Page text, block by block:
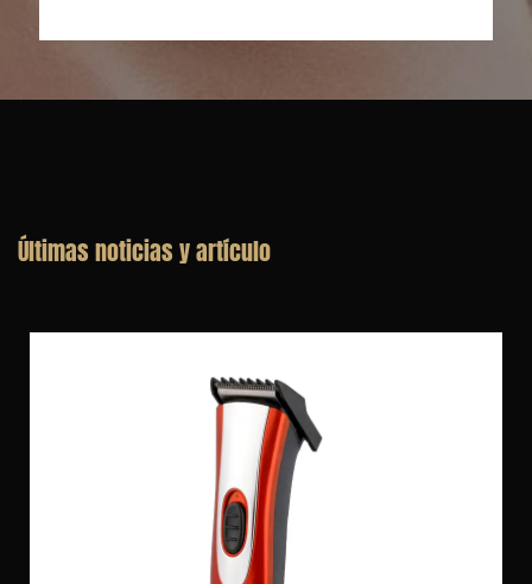
Últimas noticias y artículo